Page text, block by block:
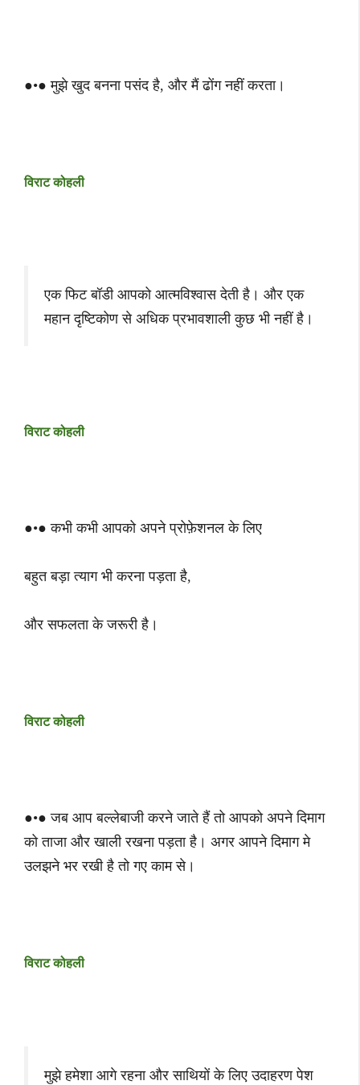
●•● मुझे खुद बनना पसंद है, और मैं ढोंग नहीं करता।
विराट कोहली
एक फिट बॉडी आपको आत्मविश्वास देती है। और एक
महान दृष्टिकोण से अधिक प्रभावशाली कुछ भी नहीं है।
विराट कोहली
●•● कभी कभी आपको अपने प्रोफ़ेशनल के लिए
बहुत बड़ा त्याग भी करना पड़ता है,
और सफलता के जरूरी है।
विराट कोहली
●•● जब आप बल्लेबाजी करने जाते हैं तो आपको अपने दिमाग
को ताजा और खाली रखना पड़ता है। अगर आपने दिमाग मे
उलझने भर रखी है तो गए काम से।
विराट कोहली
मुझे हमेशा आगे रहना और साथियों के लिए उदाहरण पेश